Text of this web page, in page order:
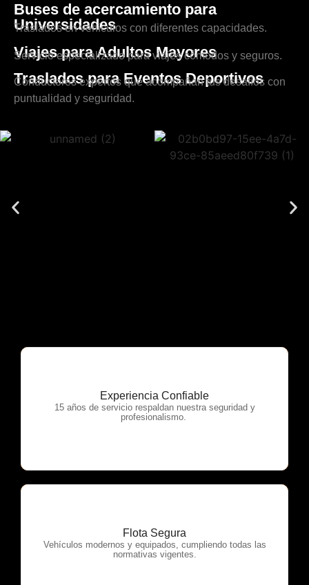
Buses de acercamiento para
Universidades
Traslados en vehículos con diferentes capacidades.
Viajes para Adultos Mayores
Servicio especializado para viajes cómodos y seguros.
Traslados para Eventos Deportivos
Conductores expertos que acompañan tus desafíos con
puntualidad y seguridad.
Experiencia Confiable
15 años de servicio respaldan nuestra seguridad y
profesionalismo.
OTP Servicios
Flota Segura
Vehículos modernos y equipados, cumpliendo todas las
normativas vigentes.
OTP Servicios